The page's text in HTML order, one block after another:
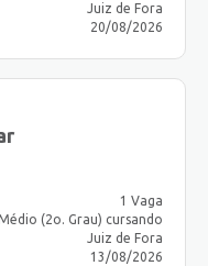
Juiz de Fora
20/08/2026
1 Vaga
(2o. Grau) cursando
Juiz de Fora
13/08/2026